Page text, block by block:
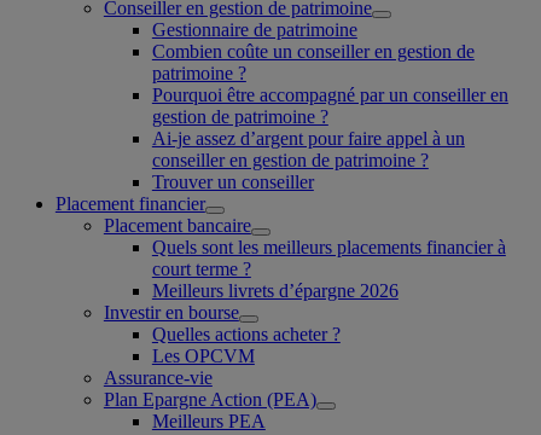
Conseiller en gestion de patrimoine
Gestionnaire de patrimoine
Combien coûte un conseiller en gestion de
patrimoine ?
Pourquoi être accompagné par un conseiller en
gestion de patrimoine ?
Ai-je assez d’argent pour faire appel à un
conseiller en gestion de patrimoine ?
Trouver un conseiller
Placement financier
Placement bancaire
Quels sont les meilleurs placements financier à
court terme ?
Meilleurs livrets d’épargne 2026
Investir en bourse
Quelles actions acheter ?
Les OPCVM
Assurance-vie
Plan Epargne Action (PEA)
Meilleurs PEA